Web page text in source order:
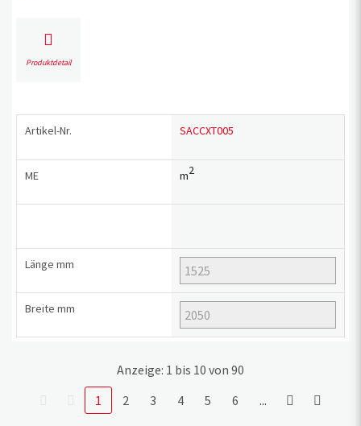
Produktdetail
Artikel-Nr.
ME
Länge mm
Breite mm
SACCXT005
m2
Anzeige: 1 bis 10 von 90
1
2 3 4 5 6 ...